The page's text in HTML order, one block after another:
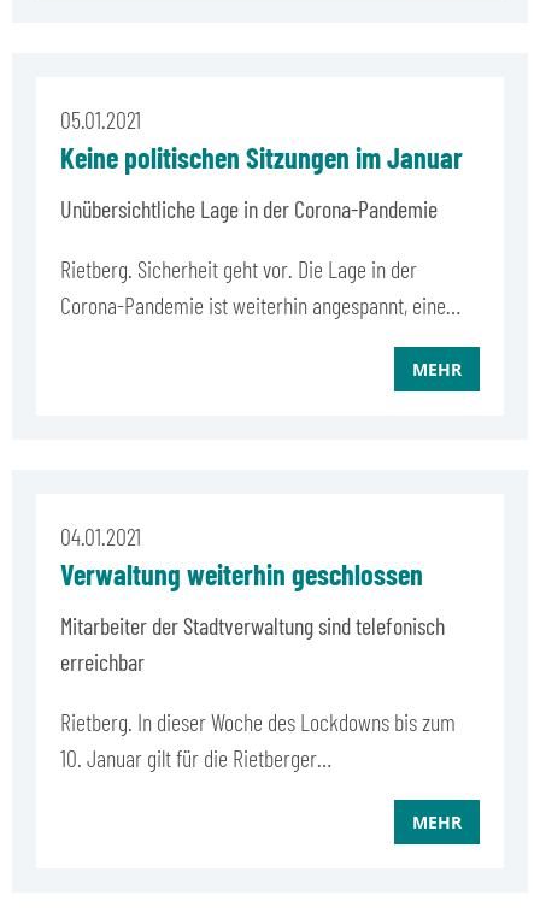
05.01.2021
Keine politischen Sitzungen im Januar
Unübersichtliche Lage in der Corona-Pandemie
Rietberg. Sicherheit geht vor. Die Lage in der
Corona-Pandemie ist weiterhin angespannt, eine…
MEHR
04.01.2021
Verwaltung weiterhin geschlossen
Mitarbeiter der Stadtverwaltung sind telefonisch
erreichbar
Rietberg. In dieser Woche des Lockdowns bis zum
10. Januar gilt für die Rietberger…
MEHR